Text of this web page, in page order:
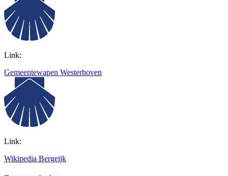
Link:
Gemeentewapen Westerhoven
Link:
Wikipedia Bergeijk